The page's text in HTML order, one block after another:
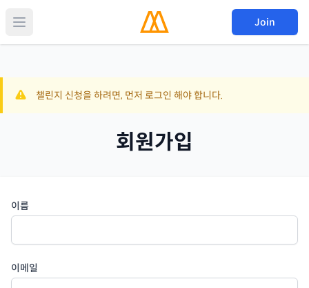
Join
챌린지 신청을 하려면, 먼저 로그인 해야 합니다.
회원가입
이름
이메일